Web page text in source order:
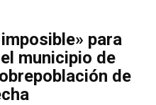
para
municipio de
de